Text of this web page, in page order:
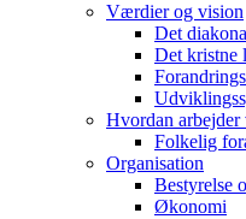
Værdier og vision
Det
Det kristne
Hvordan arbejder
Folkelig
Organisation
Bestyrelse
Økonomi